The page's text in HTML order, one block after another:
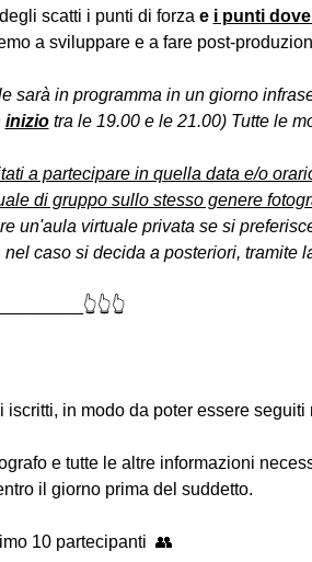
scatti i punti di forza e i punti
a sviluppare e a fare post-
sarà in programma in un giorno
inizio tra le 19.00 e le 21.00) Tutte le
a partecipare in quella data e/o
di gruppo sullo stesso genere
un'aula virtuale privata se si
caso si decida a posteriori, tramite
iscritti, in modo da poter essere
e tutte le altre informazioni
il giorno prima del suddetto.
10 partecipanti  👥